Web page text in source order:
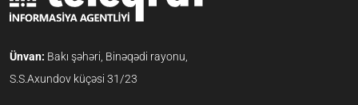
Ünvan: Bakı şəhəri, Binəqədi rayonu,
S.S.Axundov küçəsi 31/23